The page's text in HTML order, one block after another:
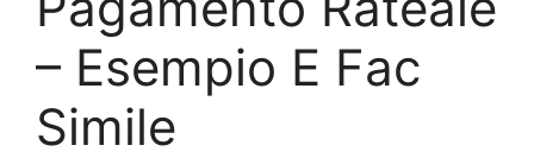
– Esempio E Fac
Simile